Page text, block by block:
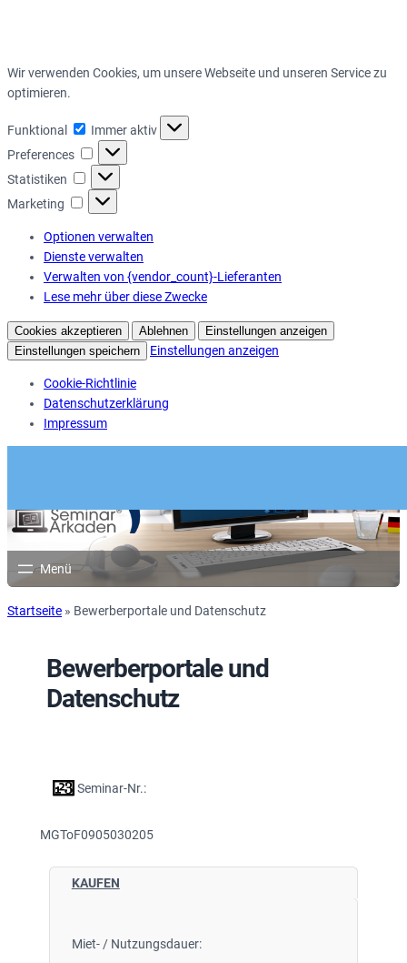
Wir verwenden Cookies, um unsere Webseite und unseren Service zu
optimieren.
Funktional Funktional
Immer aktiv
Preferences
Preferences
Statistiken Statistiken
Marketing Marketing
Optionen verwalten
Dienste verwalten
Verwalten von {vendor_count}-Lieferanten
Lese mehr über diese Zwecke
Cookies akzeptieren Ablehnen
Einstellungen anzeigen
Einstellungen speichern
Einstellungen anzeigen
Cookie-Richtlinie
Datenschutzerklärung
Impressum
Startseite » Bewerberportale und Datenschutz
Bewerberportale und
Datenschutz
Seminar-Nr.:
MGToF0905030205
KAUFEN
Miet- / Nutzungsdauer: